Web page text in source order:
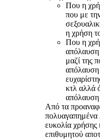
Που η
που με
η χρήση
Που η
απόλαυση
μαζί της
απόλαυση
κτλ αλλά
Από τα
πολυαγαπημένα
ευκολία χρήσης
επιθυμητού